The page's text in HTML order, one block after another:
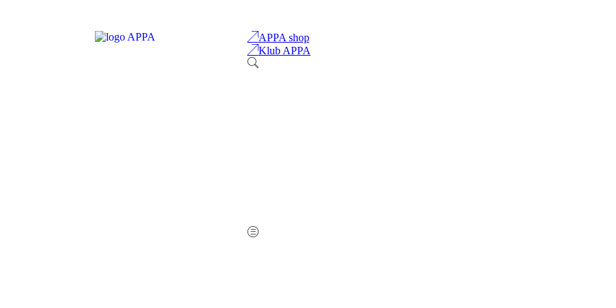
APPA shop
Klub APPA